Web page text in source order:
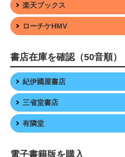
楽天ブックス
ローチケHMV
書店在庫を確認（50音順）
紀伊國屋書店
三省堂書店
有隣堂
電子書籍版を購入